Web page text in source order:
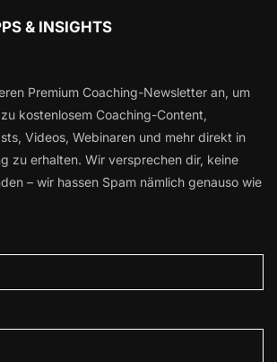
& INSIGHTS
Premium Coaching-Newsletter an, um
kostenlosem Coaching-Content,
Videos, Webinaren und mehr direkt in
zu erhalten. Wir versprechen dir, keine
– wir hassen Spam nämlich genauso wie